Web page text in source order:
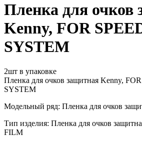
Пленка для очков
Kenny, FOR
SYSTEM
2шт в упаковке
Пленка для очков защитная Kenny,
SYSTEM
Модельный ряд: Пленка для очков
Тип изделия: Пленка для очков
FILM